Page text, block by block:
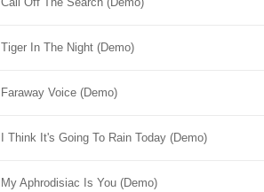
Tiger In The Night (Demo)
Faraway Voice (Demo)
I Think It's Going To Rain Today (Demo)
My Aphrodisiac Is You (Demo)